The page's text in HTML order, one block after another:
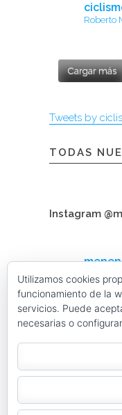
Roberto
Cargar más
Tweets by
TODAS
Instagram
Cargar más
Contacta con
Utilizamos cookies
funcionamiento de la
servicios. Puede
necesarias o